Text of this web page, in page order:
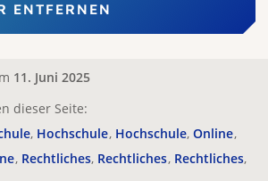
ENTFERNEN
11. Juni 2025
dieser Seite:
Hochschule Hochschule Online
Rechtliches Rechtliches Rechtliches